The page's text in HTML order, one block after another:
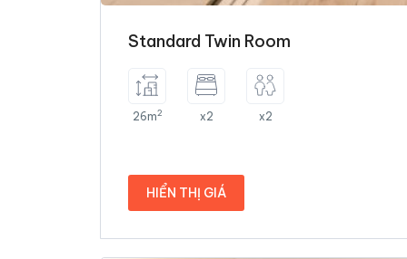
Standard Twin Room
26m2 x2 x2
HIỂN THỊ GIÁ